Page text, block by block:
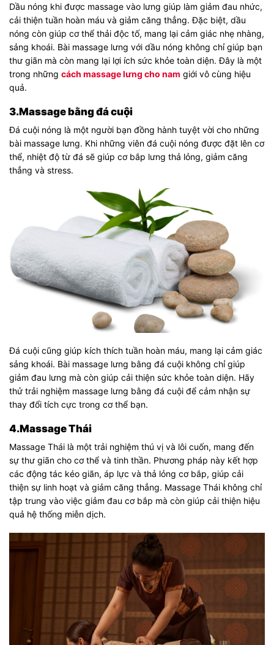
Dầu nóng khi được massage vào lưng giúp làm giảm đau nhức,
cải thiện tuần hoàn máu và giảm căng thẳng. Đặc biệt, dầu
nóng còn giúp cơ thể thải độc tố, mang lại cảm giác nhẹ nhàng,
sảng khoái. Bài massage lưng với dầu nóng không chỉ giúp bạn
thư giãn mà còn mang lại lợi ích sức khỏe toàn diện. Đây là một
trong những cách massage lưng cho nam giới vô cùng hiệu
quả.
3.Massage bằng đá cuội
Đá cuội nóng là một người bạn đồng hành tuyệt vời cho những
bài massage lưng. Khi những viên đá cuội nóng được đặt lên cơ
thể, nhiệt độ từ đá sẽ giúp cơ bắp lưng thả lỏng, giảm căng
thẳng và stress.
Đá cuội cũng giúp kích thích tuần hoàn máu, mang lại cảm giác
sảng khoái. Bài massage lưng bằng đá cuội không chỉ giúp
giảm đau lưng mà còn giúp cải thiện sức khỏe toàn diện. Hãy
thử trải nghiệm massage lưng bằng đá cuội để cảm nhận sự
thay đổi tích cực trong cơ thể bạn.
4.Massage Thái
Massage Thái là một trải nghiệm thú vị và lôi cuốn, mang đến
sự thư giãn cho cơ thể và tinh thần. Phương pháp này kết hợp
các động tác kéo giãn, áp lực và thả lỏng cơ bắp, giúp cải
thiện sự linh hoạt và giảm căng thẳng. Massage Thái không chỉ
tập trung vào việc giảm đau cơ bắp mà còn giúp cải thiện hiệu
quả hệ thống miễn dịch.